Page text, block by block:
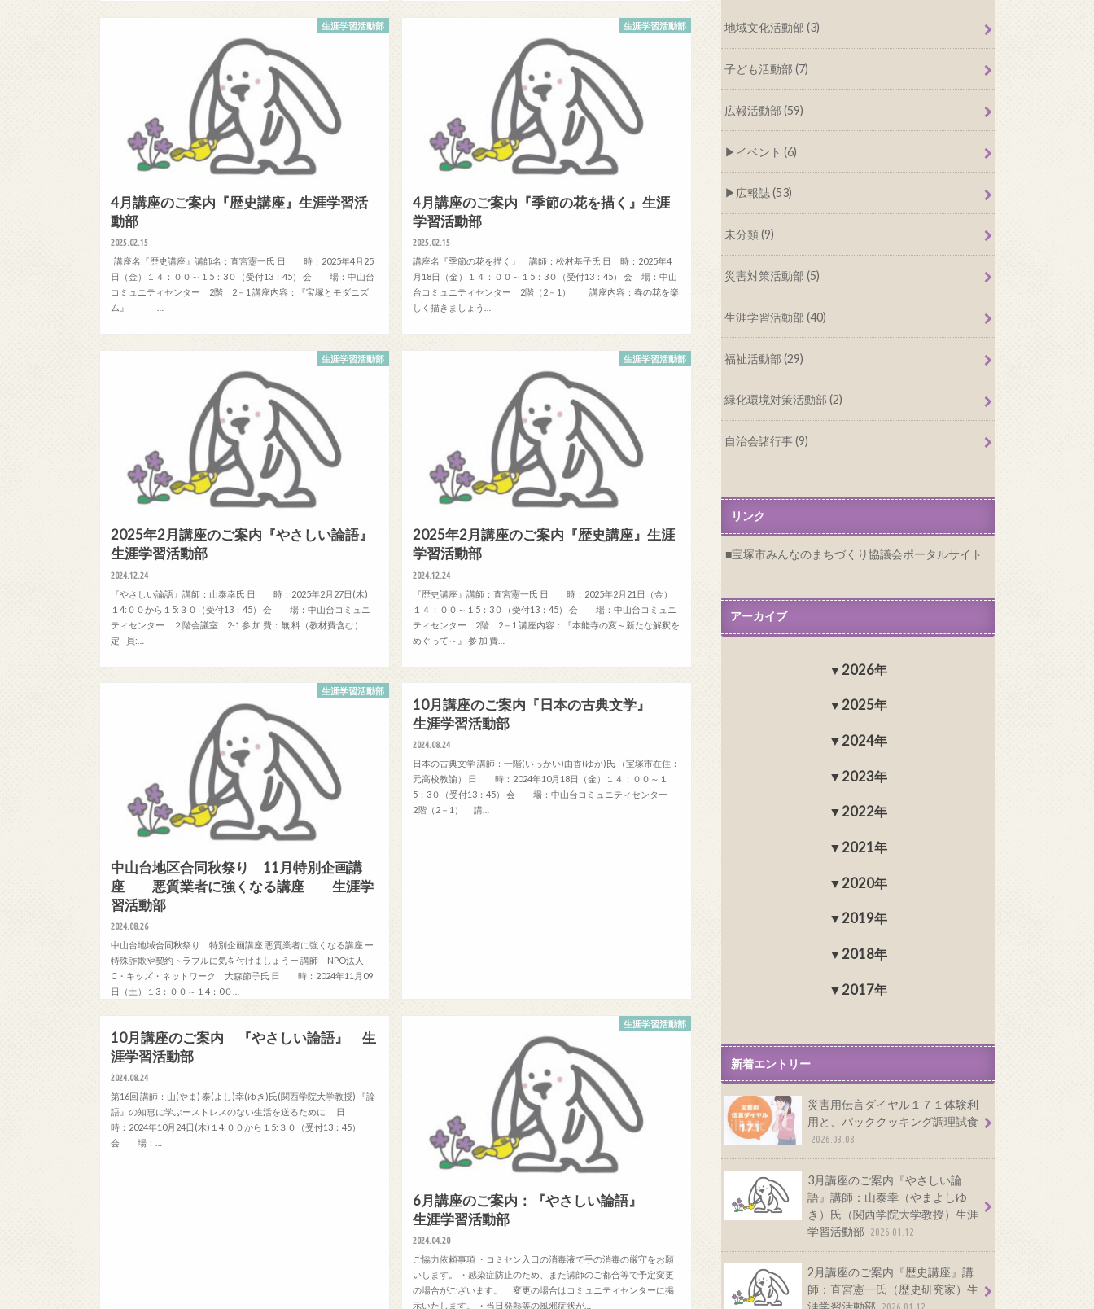
生涯学習活動部
4月講座のご案内『歴史講座』生涯学習活
動部
2025.02.15
講座名『歴史講座』講師名：直宮憲一氏 日 時：2025年4月25
日（金）１４：００～１5：3０（受付13：45） 会 場：中山台
コミュニティセンター 2階 2－1 講座内容：『宝塚とモダニズ
ム』 …
生涯学習活動部
4月講座のご案内『季節の花を描く』生涯
学習活動部
2025.02.15
講座名『季節の花を描く』 講師：松村基子氏 日 時：2025年4
月18日（金）１４：００～１5：3０（受付13：45） 会 場：中山
台コミュニティセンター 2階（2－1） 講座内容：春の花を楽
しく描きましょう…
生涯学習活動部
2025年2月講座のご案内『やさしい論語』
生涯学習活動部
2024.12.24
『やさしい論語』講師：山泰幸氏 日 時：2025年2月27日(木)
１4:００から１5:３０（受付13：45） 会 場：中山台コミュニ
ティセンター ２階会議室 2-1 参 加 費：無 料（教材費含む）
定 員:…
生涯学習活動部
2025年2月講座のご案内『歴史講座』生涯
学習活動部
2024.12.24
『歴史講座』講師：直宮憲一氏 日 時：2025年2月21日（金）
１４：００～１5：3０（受付13：45） 会 場：中山台コミュニ
ティセンター 2階 2－1 講座内容：『本能寺の変～新たな解釈を
めぐって～』 参 加 費…
生涯学習活動部
中山台地区合同秋祭り 11月特別企画講
座 悪質業者に強くなる講座 生涯学
習活動部
2024.08.26
中山台地域合同秋祭り 特別企画講座 悪質業者に強くなる講座 ー
特殊詐欺や契約トラブルに気を付けましょうー 講師 NPO法人
C・キッズ・ネットワーク 大森節子氏 日 時：2024年11月09
日（土）１3：００～１4：0０…
10月講座のご案内『日本の古典文学』
生涯学習活動部
2024.08.24
日本の古典文学 講師：一階(いっかい)由香(ゆか)氏 （宝塚市在住：
元高校教諭） 日 時：2024年10月18日（金）１４：００～１
5：3０（受付13：45） 会 場：中山台コミュニティセンター
2階（2－1） 講…
10月講座のご案内 『やさしい論語』 生
涯学習活動部
2024.08.24
第16回 講師：山(やま) 泰(よし)幸(ゆき)氏(関西学院大学教授) 『論
語』の知恵に学ぶーストレスのない生活を送るために 日
時：2024年10月24日(木)１4:００から１5:３０（受付13：45）
会 場：…
生涯学習活動部
6月講座のご案内：『やさしい論語』
生涯学習活動部
2024.04.20
ご協力依頼事項 ・コミセン入口の消毒液で手の消毒の厳守をお願
いします。 ・感染症防止のため、また講師のご都合等で予定変更
の場合がございます。 変更の場合はコミュニティセンターに掲
示いたします。 ・当日発熱等の風邪症状が…
地域文化活動部 (3)
子ども活動部 (7)
広報活動部 (59)
イベント (6)
広報誌 (53)
未分類 (9)
災害対策活動部 (5)
生涯学習活動部 (40)
福祉活動部 (29)
緑化環境対策活動部 (2)
自治会諸行事 (9)
リンク
宝塚市みんなのまちづくり協議会ポータルサイト
アーカイブ
2026年
2025年
2024年
2023年
2022年
2021年
2020年
2019年
2018年
2017年
新着エントリー
災害用伝言ダイヤル１７１体験利
用と、パッククッキング調理試食
2026.03.08
3月講座のご案内『やさしい論
語』講師：山泰幸（やまよしゆ
き）氏（関西学院大学教授）生涯
学習活動部
2026.01.12
2月講座のご案内『歴史講座』講
師：直宮憲一氏（歴史研究家）生